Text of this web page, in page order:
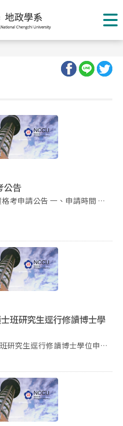
公告
告 一、申請時間 開
務準備工作預估需四週的時
足夠應考時間。) 二、繳
學分，且成績須全部到齊。)
目申報，並已確認選定指導教
委員，校內委員由授課教師命
指導教授推薦後，系主任圈選
分為原則，若有調整，由命題
班研究生逕行修讀博士學
研究生逕行修讀博士學位申請
月20日（星期五）中午12：00
修讀博士學位辦法」辦理。
115年3月20日（星期五）中